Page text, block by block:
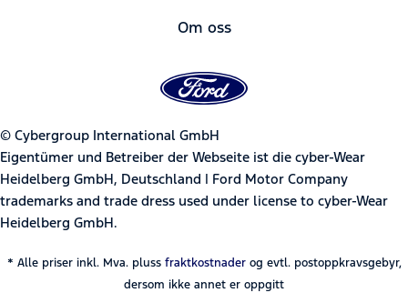
Om oss
© Cybergroup International GmbH
Eigentümer und Betreiber der Webseite ist die cyber-Wear
Heidelberg GmbH, Deutschland | Ford Motor Company
trademarks and trade dress used under license to cyber-Wear
Heidelberg GmbH.
* Alle priser inkl. Mva. pluss fraktkostnaderog evtl. postoppkravsgebyr,
dersom ikke annet er oppgitt